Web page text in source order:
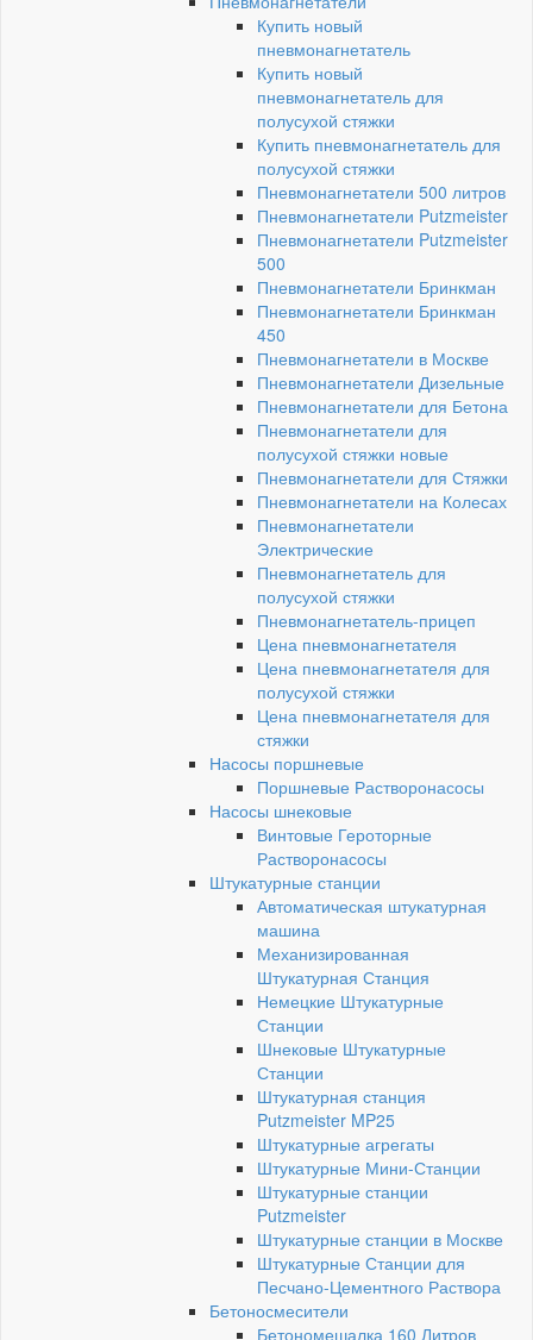
Купить новый
пневмонагнетатель
Купить новый
пневмонагнетатель для
полусухой стяжки
Купить пневмонагнетатель для
полусухой стяжки
Пневмонагнетатели 500 литров
Пневмонагнетатели Putzmeister
Пневмонагнетатели Putzmeister
500
Пневмонагнетатели Бринкман
Пневмонагнетатели Бринкман
450
Пневмонагнетатели в Москве
Пневмонагнетатели Дизельные
Пневмонагнетатели для Бетона
Пневмонагнетатели для
полусухой стяжки новые
Пневмонагнетатели для Стяжки
Пневмонагнетатели на Колесах
Пневмонагнетатели
Электрические
Пневмонагнетатель для
полусухой стяжки
Пневмонагнетатель-прицеп
Цена пневмонагнетателя
Цена пневмонагнетателя для
полусухой стяжки
Цена пневмонагнетателя для
стяжки
Насосы поршневые
Поршневые Растворонасосы
Насосы шнековые
Винтовые Героторные
Растворонасосы
Штукатурные станции
Автоматическая штукатурная
машина
Механизированная
Штукатурная Станция
Немецкие Штукатурные
Станции
Шнековые Штукатурные
Станции
Штукатурная станция
Putzmeister MP25
Штукатурные агрегаты
Штукатурные Мини-Станции
Штукатурные станции
Putzmeister
Штукатурные станции в Москве
Штукатурные Станции для
Песчано-Цементного Раствора
Бетоносмесители
Бетономешалка 160 Литров